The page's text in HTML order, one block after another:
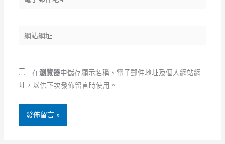
子
件
地
*
站
址
在瀏覽器中儲存顯示名稱、電子郵件地址及個人網站網
址，以供下次發佈留言時使用。